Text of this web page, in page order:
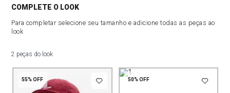
COMPLETE O LOOK
Para completar selecione seu tamanho e adicione todas as peças ao
look
2 peças do look
55%OFF 50%OFF